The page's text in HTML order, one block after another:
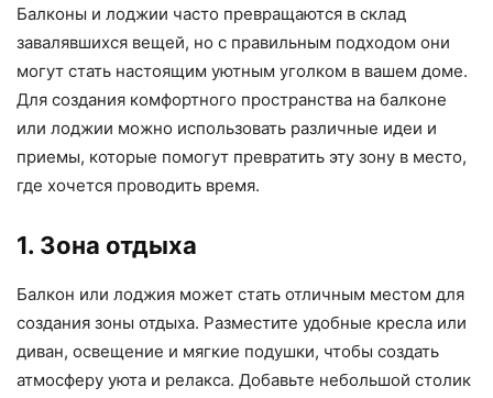
Балконы и лоджии часто превращаются в склад
завалявшихся вещей, но с правильным подходом они
могут стать настоящим уютным уголком в вашем доме.
Для создания комфортного пространства на балконе
или лоджии можно использовать различные идеи и
приемы, которые помогут превратить эту зону в место,
где хочется проводить время.
1. Зона отдыха
Балкон или лоджия может стать отличным местом для
создания зоны отдыха. Разместите удобные кресла или
диван, освещение и мягкие подушки, чтобы создать
атмосферу уюта и релакса. Добавьте небольшой столик